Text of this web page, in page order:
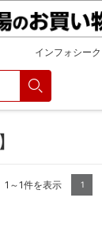
インフォシーク
～1件を表示 1